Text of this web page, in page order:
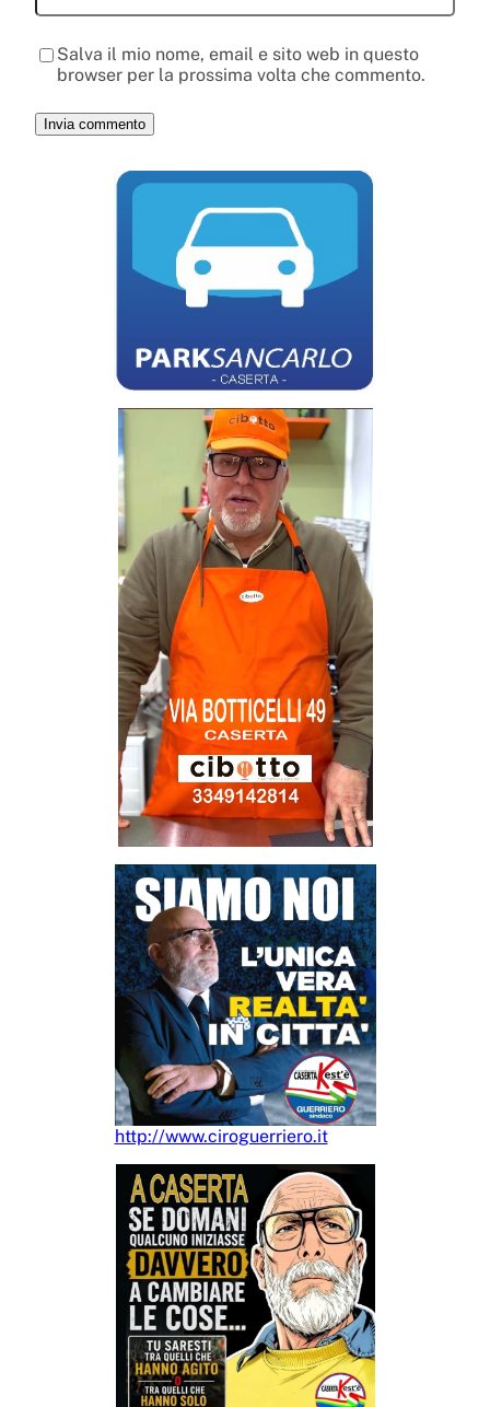
Salva il mio nome, email e sito web in questo
browser per la prossima volta che commento.
http://www.ciroguerriero.it